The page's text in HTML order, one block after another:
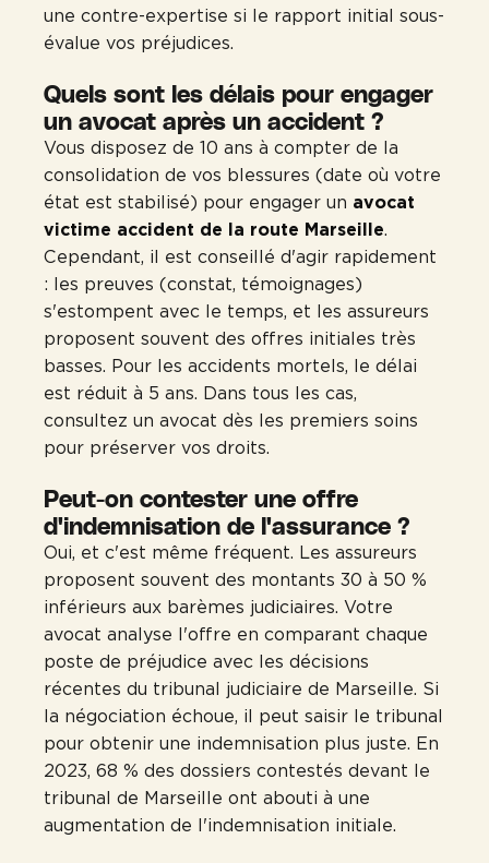
une contre-expertise si le rapport initial sous-
évalue vos préjudices.
Quels sont les délais pour engager
un avocat après un accident ?
Vous disposez de 10 ans à compter de la
consolidation de vos blessures (date où votre
état est stabilisé) pour engager un avocat
victime accident de la route Marseille.
Cependant, il est conseillé d'agir rapidement
: les preuves (constat, témoignages)
s'estompent avec le temps, et les assureurs
proposent souvent des offres initiales très
basses. Pour les accidents mortels, le délai
est réduit à 5 ans. Dans tous les cas,
consultez un avocat dès les premiers soins
pour préserver vos droits.
Peut-on contester une offre
d'indemnisation de l'assurance ?
Oui, et c'est même fréquent. Les assureurs
proposent souvent des montants 30 à 50 %
inférieurs aux barèmes judiciaires. Votre
avocat analyse l'offre en comparant chaque
poste de préjudice avec les décisions
récentes du tribunal judiciaire de Marseille. Si
la négociation échoue, il peut saisir le tribunal
pour obtenir une indemnisation plus juste. En
2023, 68 % des dossiers contestés devant le
tribunal de Marseille ont abouti à une
augmentation de l'indemnisation initiale.